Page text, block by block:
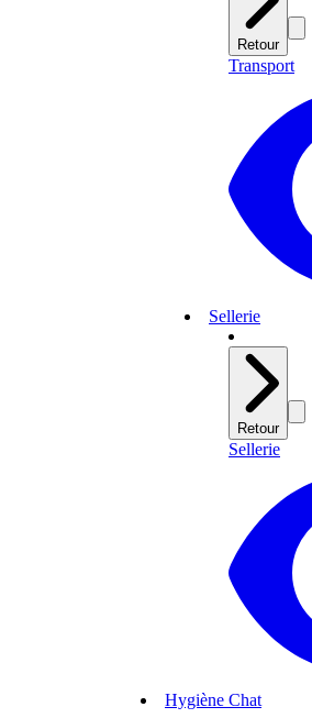
Retour
Transport
Sellerie
Retour
Sellerie
Hygiène Chat